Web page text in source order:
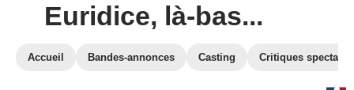
Euridice, là-bas...
Accueil Bandes-annonces Casting Critiques